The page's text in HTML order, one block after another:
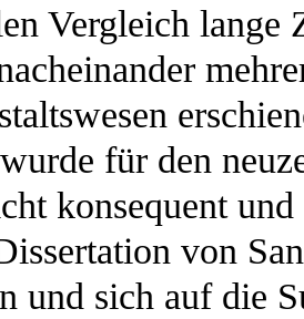
Vergleich lange
für den
konsequent
von
und sich auf die